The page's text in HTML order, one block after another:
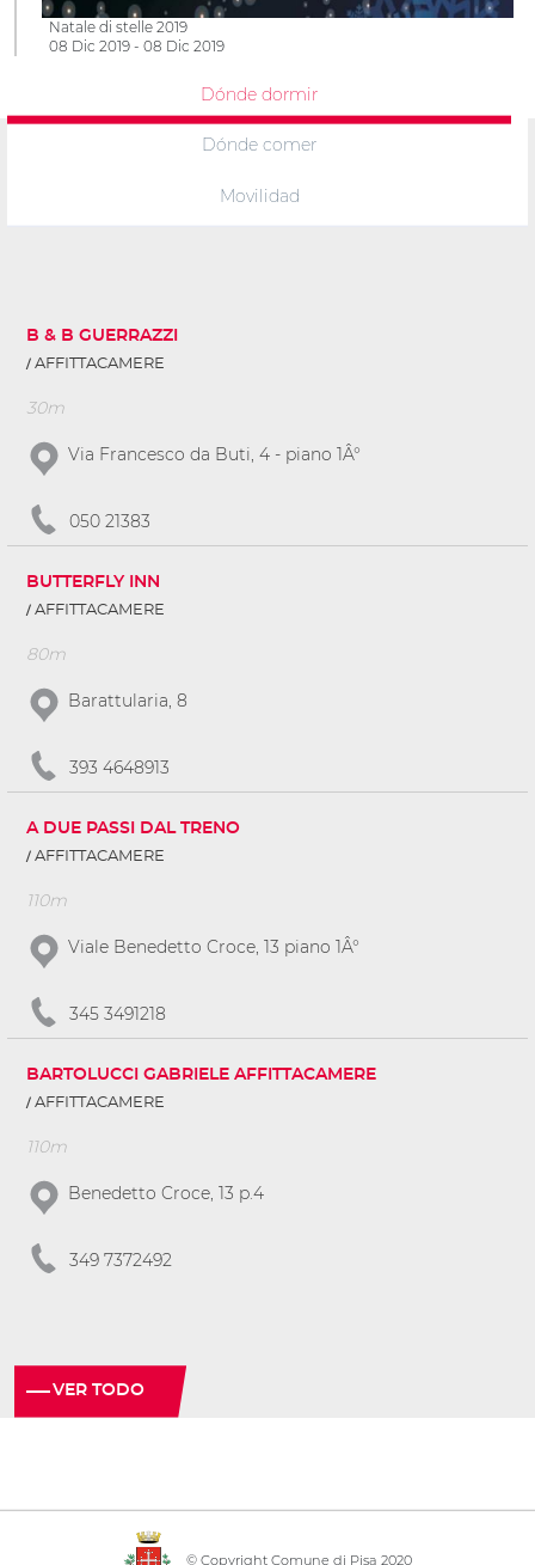
Natale di stelle 2019
08 Dic 2019 - 08 Dic 2019
Dónde dormir
Dónde comer
Movilidad
B & B GUERRAZZI
AFFITTACAMERE
30m
Via Francesco da Buti, 4 - piano 1Â°
050 21383
BUTTERFLY INN
AFFITTACAMERE
80m
Barattularia, 8
393 4648913
A DUE PASSI DAL TRENO
AFFITTACAMERE
110m
Viale Benedetto Croce, 13 piano 1Â°
345 3491218
BARTOLUCCI GABRIELE AFFITTACAMERE
AFFITTACAMERE
110m
Benedetto Croce, 13 p.4
349 7372492
VER TODO
© Copyright Comune di Pisa 2020